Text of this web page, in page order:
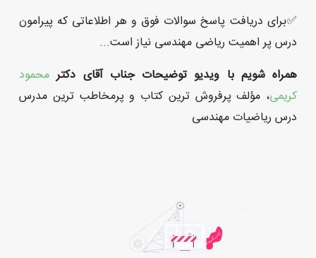
✅برای دریافت پاسخ سوالات فوق و هر اطلاعاتی که پیرامون
درس پر اهمیت ریاضی مهندسی نیاز است...
همراه شویم با ویدیو توضیحات جناب آقای دکترمحمود
کریمی، مؤلف پرفروش ترین کتاب و پرمخاطب ترین مدرس
درس ریاضیات مهندسی